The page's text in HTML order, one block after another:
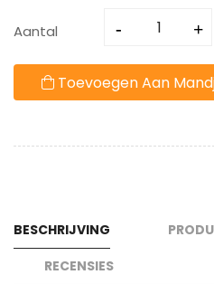
Aantal
Toevoegen Aan
BESCHRIJVING
RECENSIES